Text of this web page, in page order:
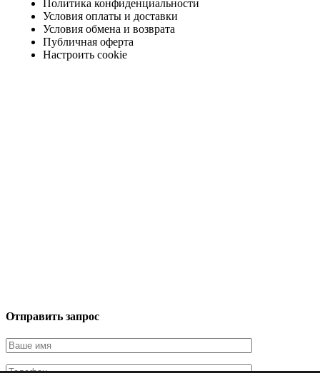
Политика конфиденциальности
Условия оплаты и доставки
Условия обмена и возврата
Публичная оферта
Настроить cookie
Отправить запрос